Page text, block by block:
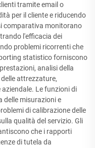
tramite email o
per il cliente e riducendo
comparativa monitorano
l'efficacia dei
problemi ricorrenti che
statistico forniscono
analisi della
attrezzature,
Le funzioni di
delle misurazioni e
di calibrazione delle
qualità del servizio. Gli
che i rapporti
di tutela da